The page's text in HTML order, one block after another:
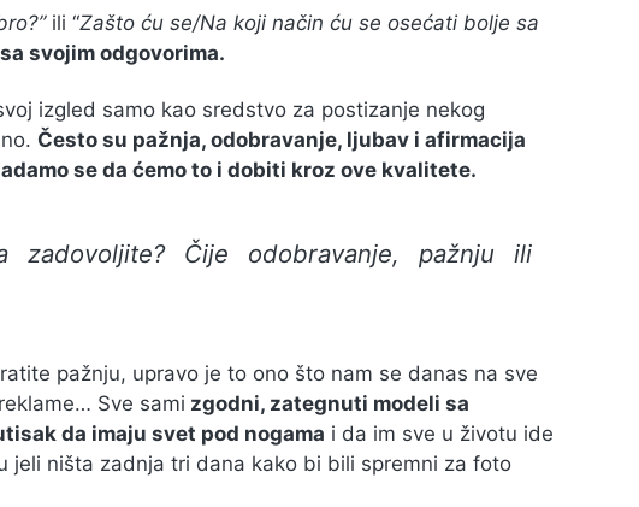
ili “Zašto ću se/Na koji način ću se osećati bolje sa
svojim odgovorima.
izgled samo kao sredstvo za postizanje nekog
Često su pažnja, odobravanje, ljubav i afirmacija
se da ćemo to i dobiti kroz ove kvalitete.
zadovoljite? Čije odobravanje, pažnju ili
pažnju, upravo je to ono što nam se danas na sve
Sve sami zgodni, zategnuti modeli sa
da imaju svet pod nogama i da im sve u životu ide
jeli ništa zadnja tri dana kako bi bili spremni za foto